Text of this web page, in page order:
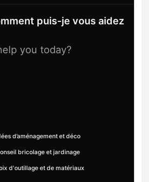
puis-je vous aidez
you today?
d’aménagement et déco
bricolage et jardinage
d'outillage et de matériaux